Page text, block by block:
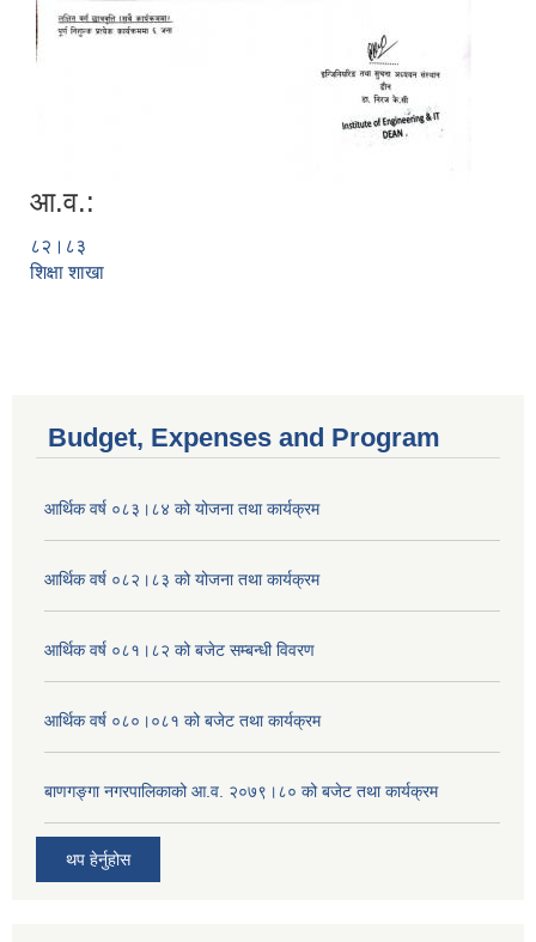
आ.व.:
८२।८३
शिक्षा शाखा
Budget, Expenses and Program
आर्थिक वर्ष ०८३।८४ को योजना तथा कार्यक्रम
आर्थिक वर्ष ०८२।८३ को योजना तथा कार्यक्रम
आर्थिक वर्ष ०८१।८२ को बजेट सम्बन्धी विवरण
आर्थिक वर्ष ०८०।०८१ को बजेट तथा कार्यक्रम
बाणगङ्गा नगरपालिकाको आ.व. २०७९।८० को बजेट तथा कार्यक्रम
थप हेर्नुहोस